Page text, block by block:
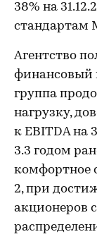
38% на
стандартам
Агентство
финансовый
группа
нагрузку,
к EBITDA на
3.3 годом
комфортное
2, при
акционеров